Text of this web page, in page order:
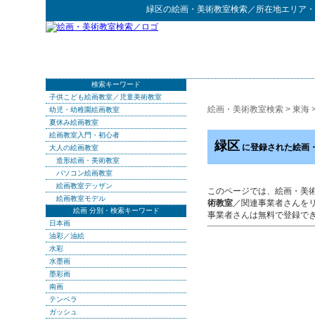
緑区の絵画・美術教室検索／所在地エリア
絵画・美術教室検索 > 東海
緑区 に登録された絵画
このページでは、絵画・美
術教室／関連事業者さんを
事業者さんは無料で登録で
検索キーワード
子供こども絵画教室／児童美術教室
幼児・幼稚園絵画教室
夏休み絵画教室
絵画教室入門・初心者
大人の絵画教室
造形絵画・美術教室
パソコン絵画教室
絵画教室デッザン
絵画教室モデル
絵画 分別・検索キーワード
日本画
油彩／油絵
水彩
水墨画
墨彩画
南画
テンペラ
ガッシュ